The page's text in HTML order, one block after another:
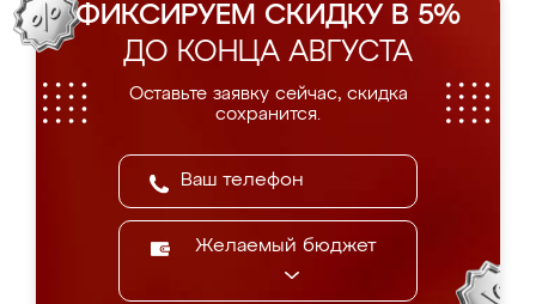
ФИКСИРУЕМ СКИДКУ В 5%
ДО КОНЦА АВГУСТА
Оставьте заявку сейчас, скидка
сохранится.
Желаемый бюджет